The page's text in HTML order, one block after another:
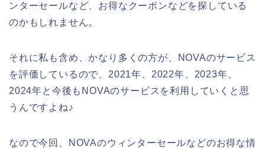
ンターセールなど、お得なクーポンなどを探している
のかもしれません。
それに私も含め、かなり多くの方が、NOVAのサービス
を評価しているので、2021年、2022年、2023年、
2024年と今後もNOVAのサービスを利用していくと思
うんですよね♪
なので今回、NOVAのウィンターセールなどのお得な情